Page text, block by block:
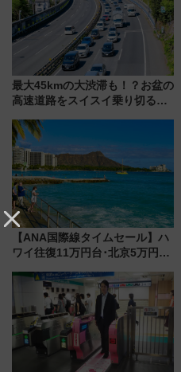
最大45kmの大渋滞も！？お盆の
高速道路をスイスイ乗り切る快
【ANA国際線タイムセール】ハ
ワイ往復11万円台･北京5万円台
来春のGW旅行まで狙える激ア
ツ路線まとめ（8/10まで）